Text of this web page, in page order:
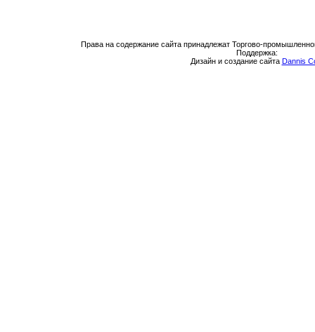
Права на содержание сайта принадлежат Торгово-
Поддержка:
Дизайн и создание сайта Dannis